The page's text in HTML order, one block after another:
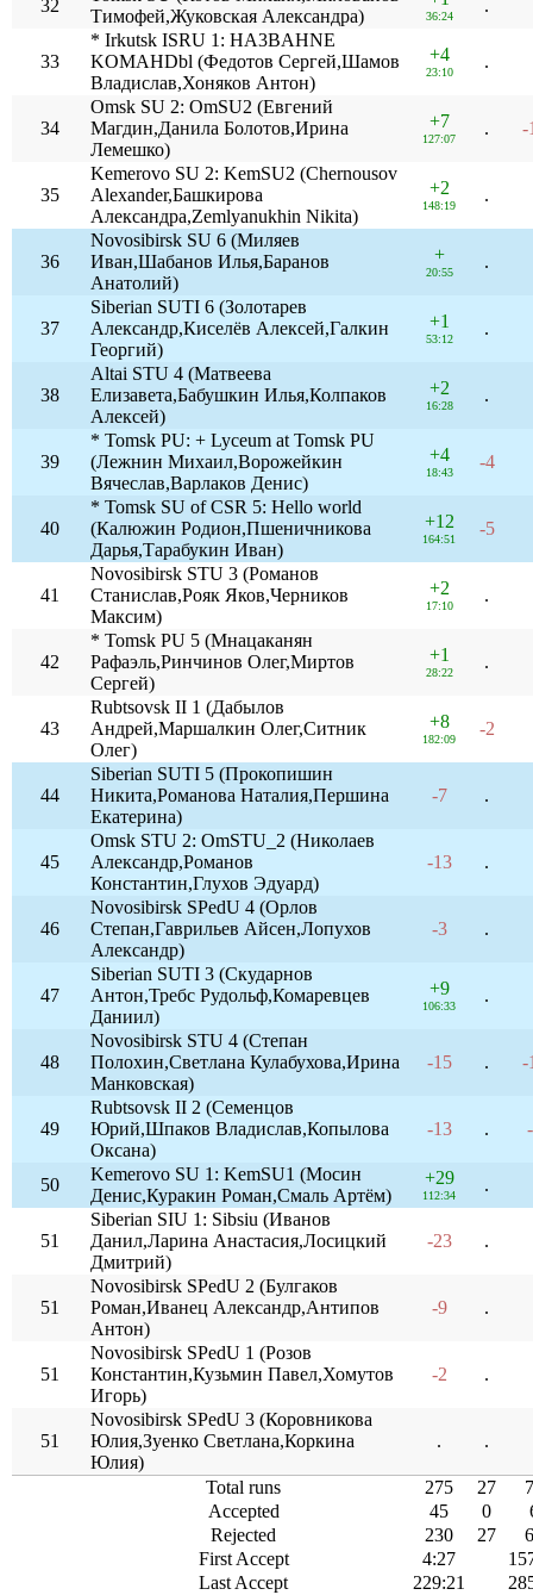
32
Тимофей,Жуковская Александра)
36:24
.
33
* Irkutsk ISRU 1: HA3BAHNE
KOMAHDbl (Федотов Сергей,Шамов
Владислав,Хоняков Антон)
+4
23:10
.
34
Omsk SU 2: OmSU2 (Евгений
Магдин,Данила Болотов,Ирина
Лемешко)
+7
127:07
. -
35
Kemerovo SU 2: KemSU2 (Chernousov
Alexander,Башкирова
Александра,Zemlyanukhin Nikita)
+2
148:19
.
36
Novosibirsk SU 6 (Миляев
Иван,Шабанов Илья,Баранов
Анатолий)
+
20:55
.
37
Siberian SUTI 6 (Золотарев
Александр,Киселёв Алексей,Галкин
Георгий)
+1
53:12
.
38
Altai STU 4 (Матвеева
Елизавета,Бабушкин Илья,Колпаков
Алексей)
+2
16:28
.
39
* Tomsk PU: + Lyceum at Tomsk PU
(Лежнин Михаил,Ворожейкин
Вячеслав,Варлаков Денис)
+4
18:43
-4
40
* Tomsk SU of CSR 5: Hello world
(Калюжин Родион,Пшеничникова
Дарья,Тарабукин Иван)
+12
164:51
-5
41
Novosibirsk STU 3 (Романов
Станислав,Рояк Яков,Черников
Максим)
+2
17:10
.
42
* Tomsk PU 5 (Мнацаканян
Рафаэль,Ринчинов Олег,Миртов
Сергей)
+1
28:22
.
43
Rubtsovsk II 1 (Дабылов
Андрей,Маршалкин Олег,Ситник
Олег)
+8
182:09
-2
44
Siberian SUTI 5 (Прокопишин
Никита,Романова Наталия,Першина
Екатерина)
-7 .
45
Omsk STU 2: OmSTU_2 (Николаев
Александр,Романов
Константин,Глухов Эдуард)
-13 .
46
Novosibirsk SPedU 4 (Орлов
Степан,Гаврильев Айсен,Лопухов
Александр)
-3 .
47
Siberian SUTI 3 (Скударнов
Антон,Требс Рудольф,Комаревцев
Даниил)
+9
106:33
.
48
Novosibirsk STU 4 (Степан
Полохин,Светлана Кулабухова,Ирина
Манковская)
-15 . -
49
Rubtsovsk II 2 (Семенцов
Юрий,Шпаков Владислав,Копылова
Оксана)
-13 .
50
Kemerovo SU 1: KemSU1 (Мосин
Денис,Куракин Роман,Смаль Артём)
+29
112:34
.
51
Siberian SIU 1: Sibsiu (Иванов
Данил,Ларина Анастасия,Лосицкий
Дмитрий)
-23 .
51
Novosibirsk SPedU 2 (Булгаков
Роман,Иванец Александр,Антипов
Антон)
-9 .
51
Novosibirsk SPedU 1 (Розов
Константин,Кузьмин Павел,Хомутов
Игорь)
-2 .
51
Novosibirsk SPedU 3 (Коровникова
Юлия,Зуенко Светлана,Коркина
Юлия)
. .
Total runs 275 27
Accepted
45 0
Rejected
230 27
First Accept
4:27
Last Accept
229:21